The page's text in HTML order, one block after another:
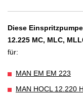
Diese Einspritzpumpe
12.225 MC, MLC,
für:
MAN EM EM 223
MAN HOCL 12.220